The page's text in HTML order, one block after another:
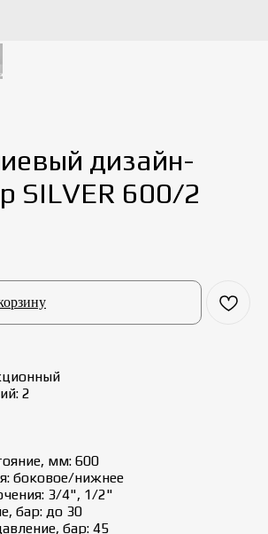
дизайн-
SILVER 600/2
2
мм: 600
боковое/нижнее
3/4", 1/2"
бар: до 30
бар: 45